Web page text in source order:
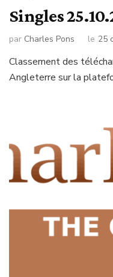
Singles
par Charles Pons le 25
Classement des
Angleterre sur la